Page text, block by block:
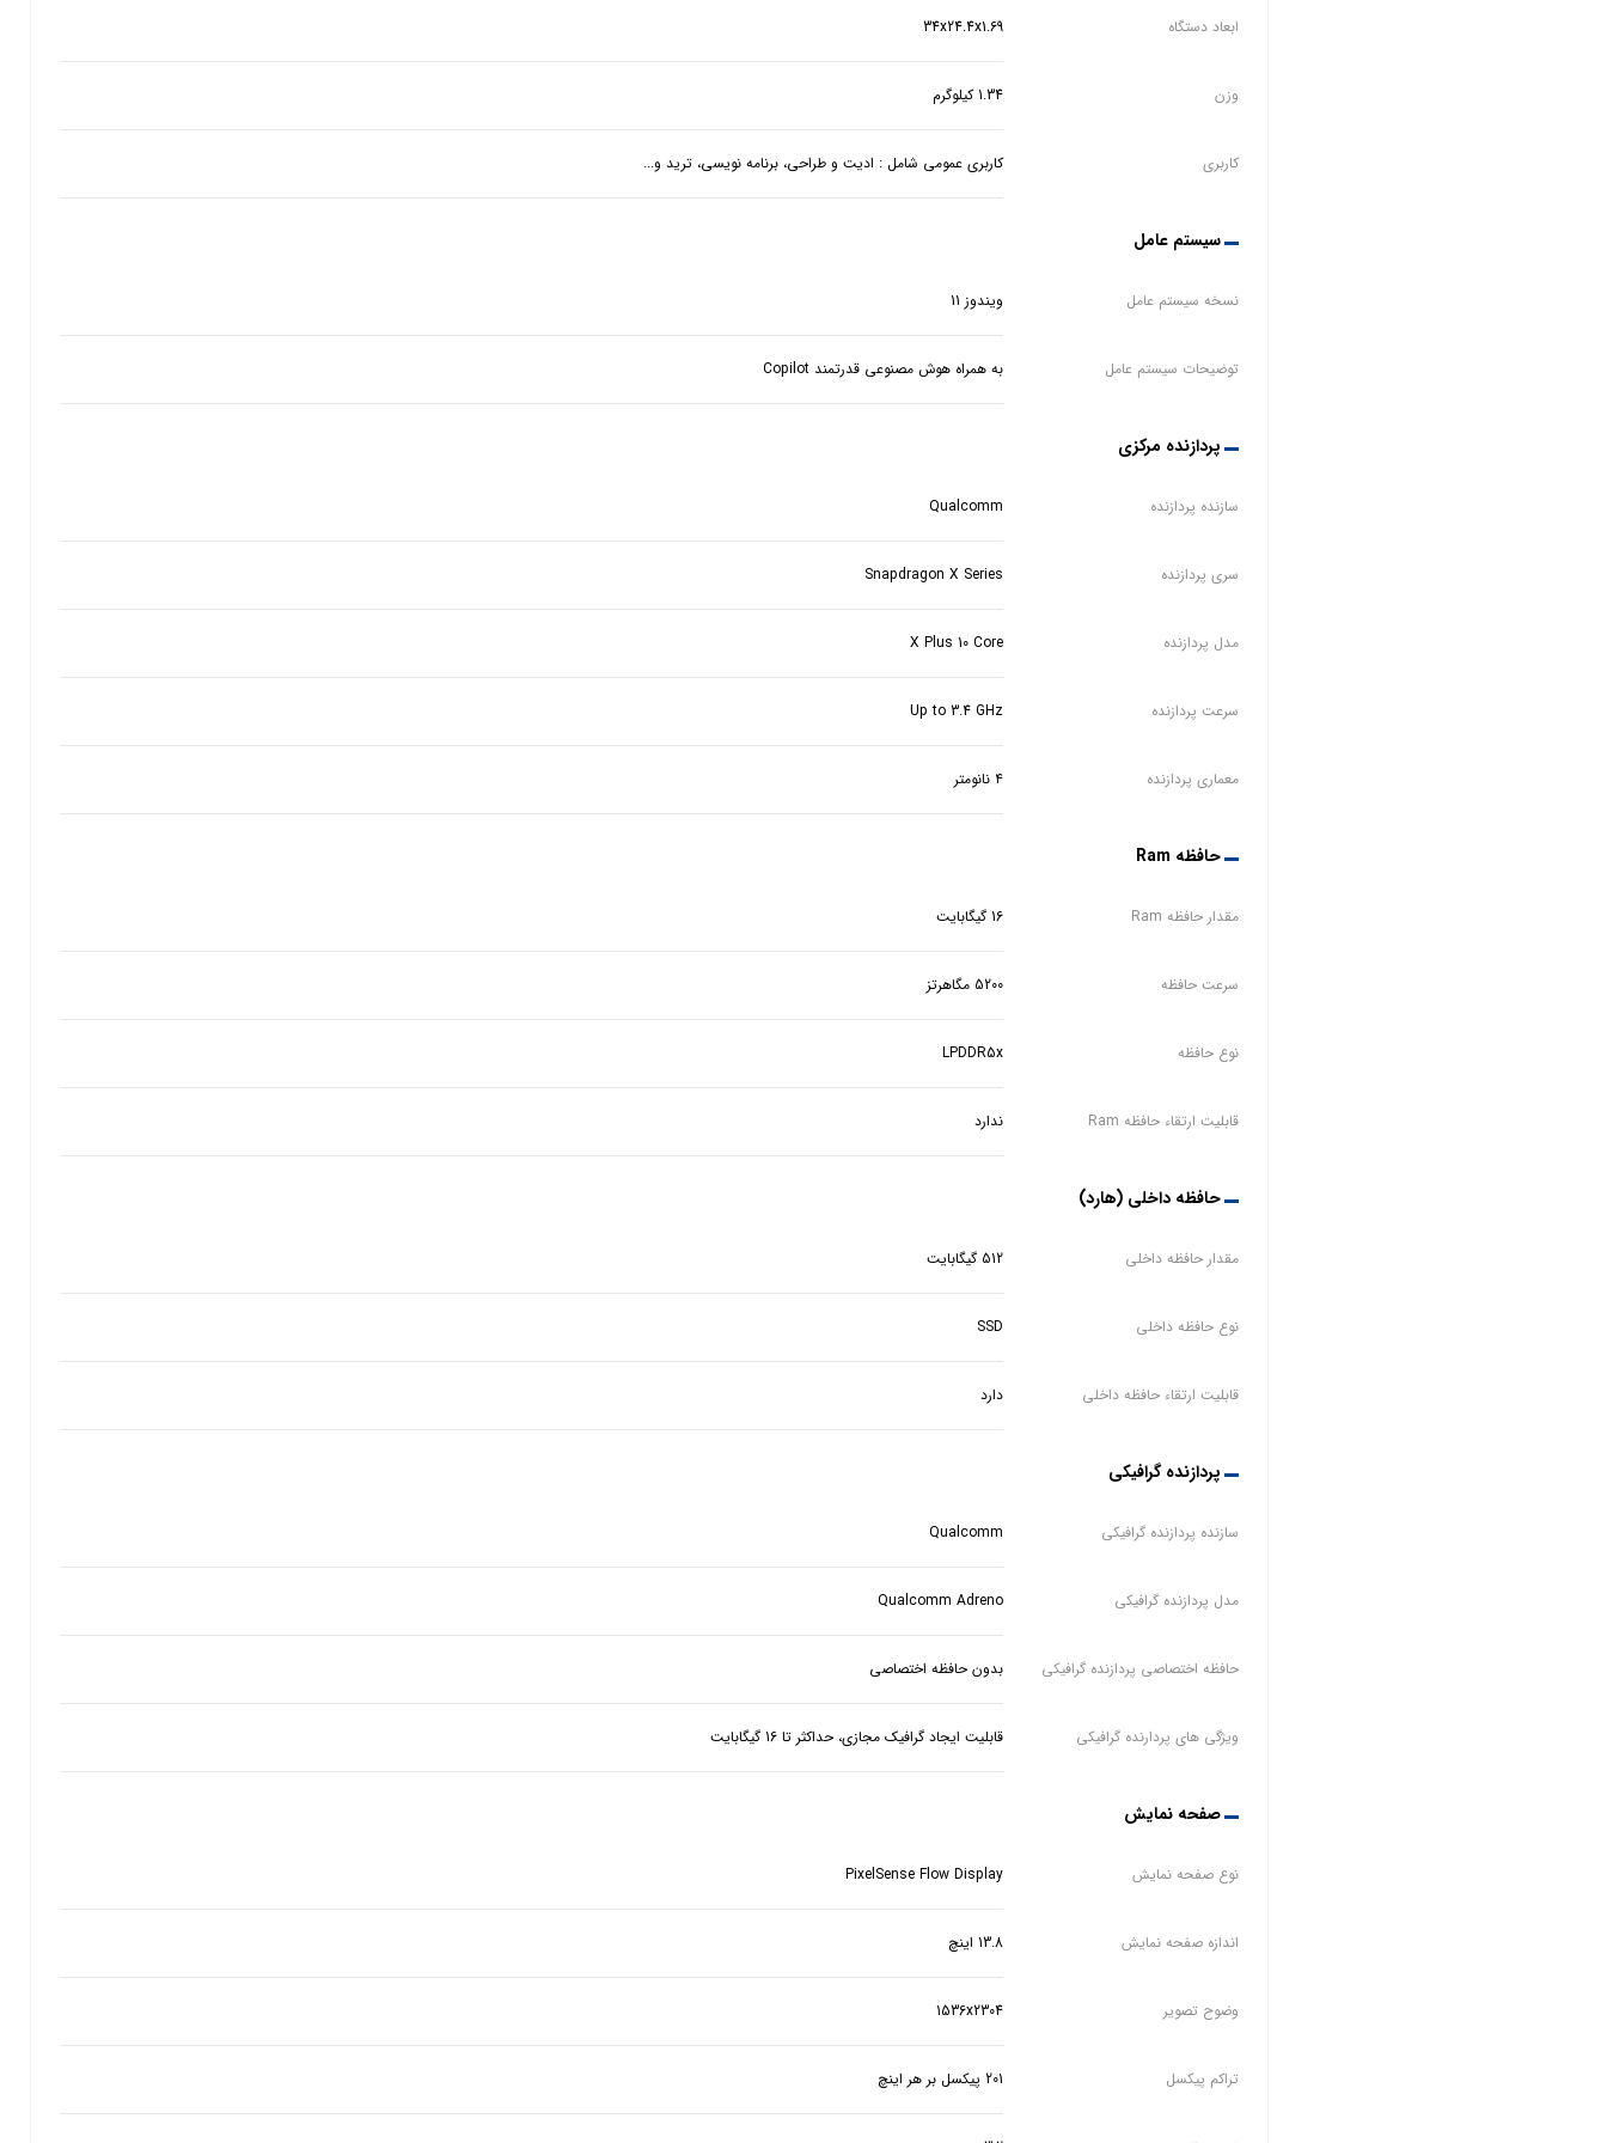
ابعاد دستگاه 34x24.4x1.69
وزن 1.34 کیلوگرم
کاربری کاربری عمومی شامل : ادیت و طراحی، برنامه نویسی، ترید و...
سیستم عامل
نسخه سیستم عامل ویندوز 11
توضیحات سیستم عامل به همراه هوش مصنوعی قدرتمند Copilot
پردازنده مرکزی
سازنده پردازنده Qualcomm
سری پردازنده Snapdragon X Series
مدل پردازنده X Plus 10 Core
سرعت پردازنده Up to 3.4 GHz
معماری پردازنده ۴ نانومتر
حافظه Ram
مقدار حافظه Ram 16 گیگابایت
سرعت حافظه 5200 مگاهرتز
نوع حافظه LPDDR5x
قابلیت ارتقاء حافظه Ram ندارد
حافظه داخلی (هارد)
مقدار حافظه داخلی 512 گیگابایت
نوع حافظه داخلی SSD
قابلیت ارتقاء حافظه داخلی دارد
پردازنده گرافیکی
سازنده پردازنده گرافیکی Qualcomm
مدل پردازنده گرافیکی Qualcomm Adreno
حافظه اختصاصی پردازنده گرافیکی بدون حافظه اختصاصی
ویژگی های پردارنده گرافیکی قابلیت ایجاد گرافیک مجازی، حداکثر تا 16 گیگابایت
صفحه نمایش
نوع صفحه نمایش PixelSense Flow Display
اندازه صفحه نمایش 13.8 اینچ
وضوح تصویر 1536x2304
تراکم پیکسل 201 پیکسل بر هر اینچ